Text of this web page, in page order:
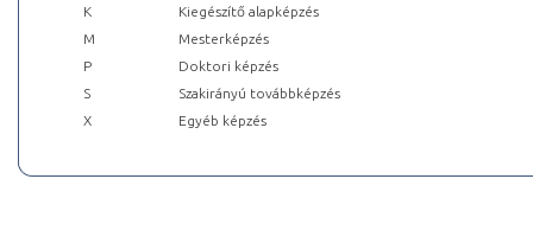
K
Kiegészítő alapképzés
M
Mesterképzés
P
Doktori képzés
S
Szakirányú továbbképzés
X
Egyéb képzés